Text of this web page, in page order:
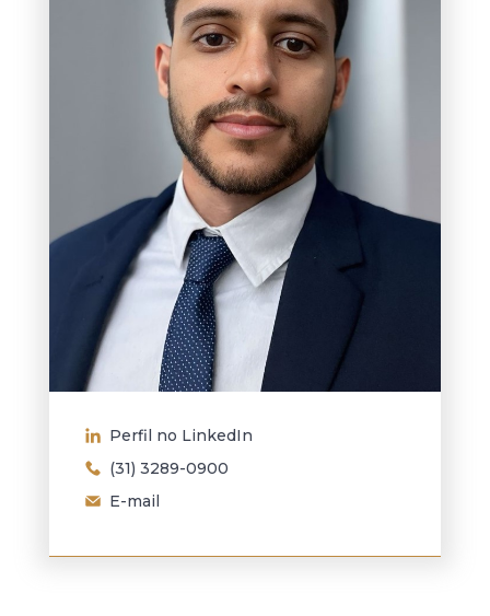
Perfil no LinkedIn
(31) 3289-0900
E-mail